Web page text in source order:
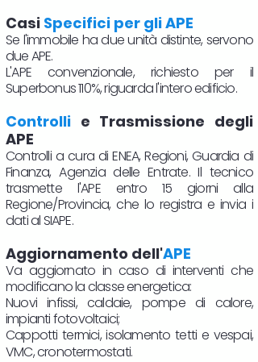
Casi Specifici per gli APE
Se l'immobile ha due unità distinte, servono
due APE.
L'APE convenzionale, richiesto per il
Superbonus 110%, riguarda l'intero edificio.
Controlli e Trasmissione degli
APE
Controlli a cura di ENEA, Regioni, Guardia di
Finanza, Agenzia delle Entrate. Il tecnico
trasmette l'APE entro 15 giorni alla
Regione/Provincia, che lo registra e invia i
dati al SIAPE.
Aggiornamento dell'APE
Va aggiornato in caso di interventi che
modificano la classe energetica:
Nuovi infissi, caldaie, pompe di calore,
impianti fotovoltaici;
Cappotti termici, isolamento tetti e vespai,
VMC, cronotermostati.​